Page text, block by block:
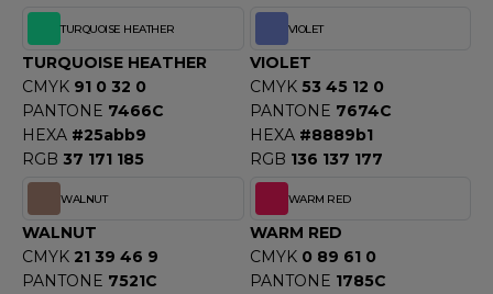
TURQUOISE HEATHER
TURQUOISE HEATHER
CMYK 91 0 32 0
PANTONE 7466C
HEXA #25abb9
RGB 37 171 185
VIOLET
VIOLET
CMYK 53 45 12 0
PANTONE 7674C
HEXA #8889b1
RGB 136 137 177
WALNUT
WALNUT
CMYK 21 39 46 9
PANTONE 7521C
WARM RED
WARM RED
CMYK 0 89 61 0
PANTONE 1785C